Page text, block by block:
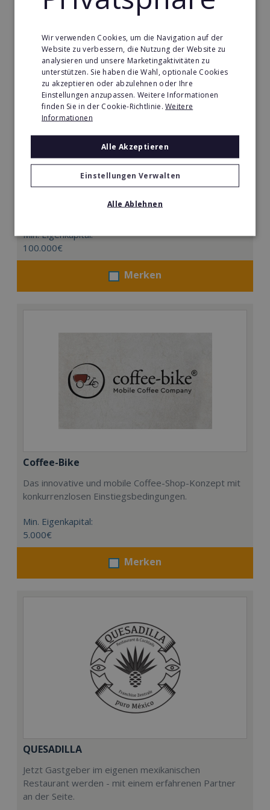
Mindways 3D TrickArt
Min. Eigenkapital:
100.000€
Merken
Coffee-Bike
Das innovative und mobile Coffee-Shop-Konzept mit
konkurrenzlosen Einstiegsbedingungen.
Min. Eigenkapital:
5.000€
Merken
QUESADILLA
Jetzt Gastgeber im eigenen mexikanischen
Restaurant werden - mit einem erfahrenen Partner
an der Seite.
Wir verwenden Cookies, um die Navigation auf der
Website zu verbessern, die Nutzung der Website zu
analysieren und unsere Marketingaktivitäten zu
unterstützen. Sie haben die Wahl, optionale Cookies
zu akzeptieren oder abzulehnen oder Ihre
Einstellungen anzupassen. Weitere Informationen
finden Sie in der Cookie-Richtlinie.Weitere
Informationen
Alle Akzeptieren
Einstellungen Verwalten
Alle Ablehnen